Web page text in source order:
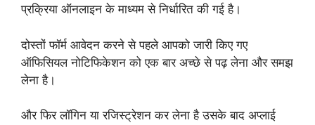
प्रक्रिया ऑनलाइन के माध्यम से निर्धारित की गई है।
दोस्तों फॉर्म आवेदन करने से पहले आपको जारी किए गए
ऑफिसियल नोटिफिकेशन को एक बार अच्छे से पढ़ लेना और समझ
लेना है।
और फिर लॉगिन या रजिस्ट्रेशन कर लेना है उसके बाद अप्लाई